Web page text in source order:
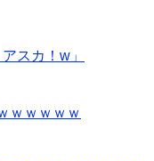
スカ！w」
ｗｗｗｗｗ